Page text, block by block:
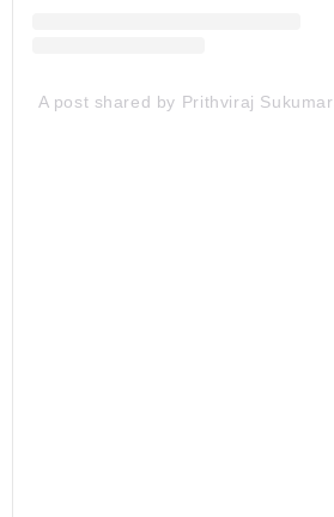
A post shared by Prithviraj